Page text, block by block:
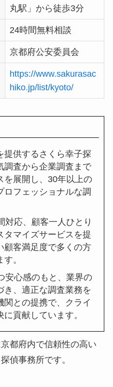
丸駅」から徒歩3分
24時間無料相談
京都府公安委員会
https://www.sakurasac
hiko.jp/list/kyoto/
提供するさくら幸子探
調査から企業調査まで
を展開し、30年以上の
ロフェッショナルな調
対応、顧客一人ひとり
タマイズサービスを提
顧客満足度で多くの方
。
安心感のもと、業界の
き、適正な調査業務を
関との提携で、クライ
貢献しています。
都府内で信頼性の高い
偵事務所です。